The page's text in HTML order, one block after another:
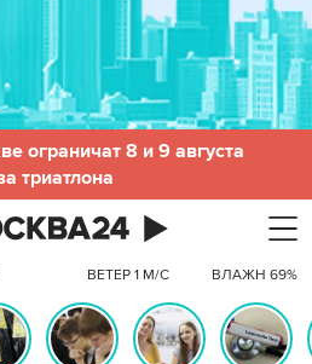
ограничат 8 и 9 августа
триатлона
ВЕТЕР 1 М/С ВЛАЖН 69%